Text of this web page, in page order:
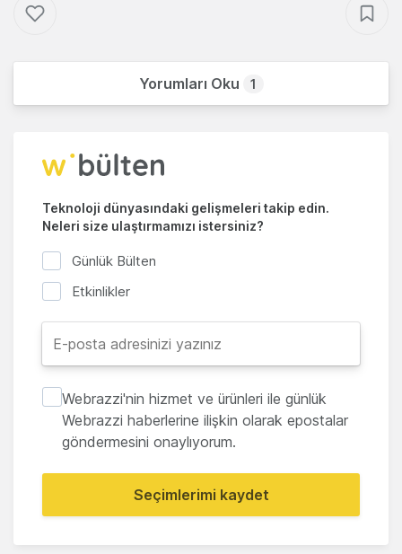
Yorumları Oku 1
Teknoloji dünyasındaki gelişmeleri takip edin.
Neleri size ulaştırmamızı istersiniz?
Günlük Bülten
Etkinlikler
Webrazzi'nin hizmet ve ürünleri ile günlük
Webrazzi haberlerine ilişkin olarak epostalar
göndermesini onaylıyorum.
Seçimlerimi kaydet